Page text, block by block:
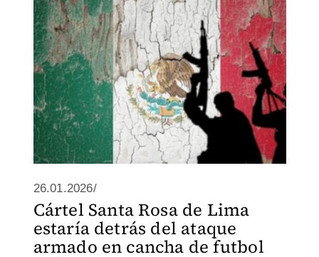
26.01.2026/
Cártel Santa Rosa de Lima
estaría detrás del ataque
armado en cancha de futbol